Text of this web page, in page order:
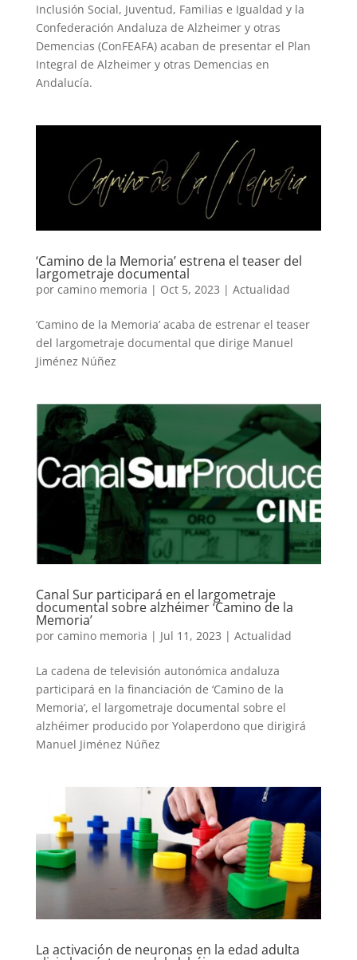
Inclusión Social, Juventud, Familias e Igualdad y la
Confederación Andaluza de Alzheimer y otras
Demencias (ConFEAFA) acaban de presentar el Plan
Integral de Alzheimer y otras Demencias en
Andalucía.
‘Camino de la Memoria’ estrena el teaser del
largometraje documental
por camino memoria | Oct 5, 2023 | Actualidad
‘Camino de la Memoria’ acaba de estrenar el teaser
del largometraje documental que dirige Manuel
Jiménez Núñez
Canal Sur participará en el largometraje
documental sobre alzhéimer ‘Camino de la
Memoria’
por camino memoria | Jul 11, 2023 | Actualidad
La cadena de televisión autonómica andaluza
participará en la financiación de ‘Camino de la
Memoria’, el largometraje documental sobre el
alzhéimer producido por Yolaperdono que dirigirá
Manuel Jiménez Núñez
La activación de neuronas en la edad adulta